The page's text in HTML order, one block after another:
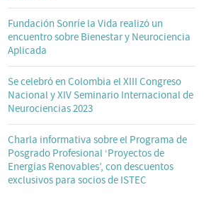
Fundación Sonríe la Vida realizó un
encuentro sobre Bienestar y Neurociencia
Aplicada
Se celebró en Colombia el XIII Congreso
Nacional y XIV Seminario Internacional de
Neurociencias 2023
Charla informativa sobre el Programa de
Posgrado Profesional ‘Proyectos de
Energías Renovables’, con descuentos
exclusivos para socios de ISTEC